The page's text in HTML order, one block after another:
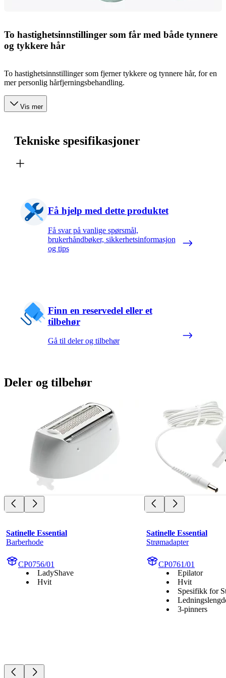
To hastighetsinnstillinger som får med både tynnere
og tykkere hår
To hastighetsinnstillinger som fjerner tykkere og tynnere hår, for en
mer personlig hårfjerningsbehandling.
Vis mer
Tekniske spesifikasjoner
Få hjelp med dette produktet
Få svar på vanlige spørsmål,
brukerhåndbøker, sikkerhetsinformasjon
og tips
Finn en reservedel eller et
tilbehør
Gå til deler og tilbehør
Deler og tilbehør
Satinelle Essential
Barberhode
CP0756/01
LadyShave
Hvit
Satinelle Essential
Strømadapter
CP0761/01
Epilator
Hvit
Spesifikk for
3-pinners